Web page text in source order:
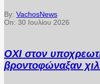
By: VachosNews
On: 30 Ιουλίου 2026
ΟΧΙ στον
βροντοφώναξαν